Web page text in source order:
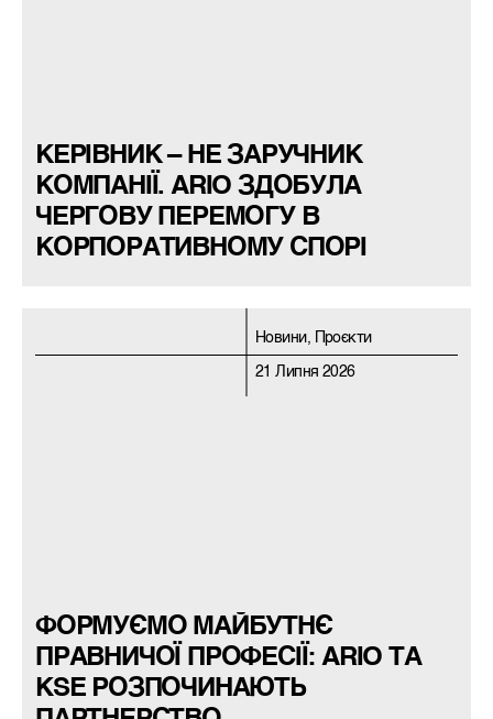
КЕРІВНИК – НЕ ЗАРУЧНИК
КОМПАНІЇ. ARIO ЗДОБУЛА
ЧЕРГОВУ ПЕРЕМОГУ В
КОРПОРАТИВНОМУ СПОРІ
Новини, Проєкти
21 Липня 2026
ФОРМУЄМО МАЙБУТНЄ
ПРАВНИЧОЇ ПРОФЕСІЇ: ARIO ТА
KSE РОЗПОЧИНАЮТЬ